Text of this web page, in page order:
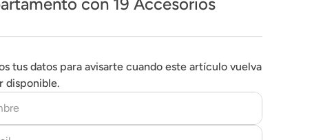
tus datos para avisarte cuando este artículo vuelva
disponible.